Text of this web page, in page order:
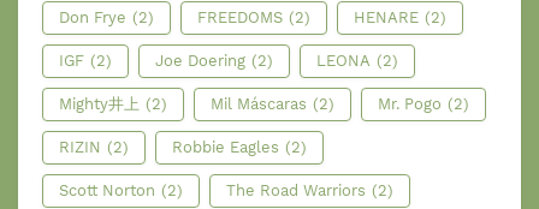
Don Frye (2) FREEDOMS (2) HENARE (2)
IGF (2) Joe Doering (2) LEONA (2)
Mighty井上 (2) Mil Máscaras (2) Mr. Pogo (2)
RIZIN (2) Robbie Eagles (2)
Scott Norton (2) The Road Warriors (2)